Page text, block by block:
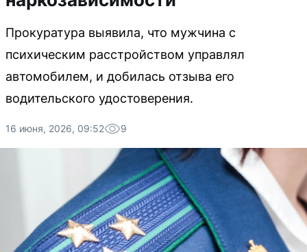
Прокуратура выявила, что мужчина с
психическим расстройством управлял
автомобилем, и добилась отзыва его
водительского удостоверения.
16 июня, 2026, 09:52 9